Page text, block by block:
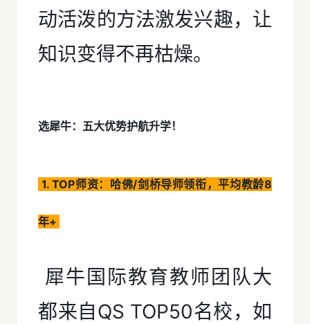
动活泼的方法激发兴趣，让
知识变得不再枯燥。
选犀牛：五大优势护航升学！
1. TOP师资：哈佛/剑桥导师领衔，平均教龄8
年+
犀牛国际教育教师团队大
都来自QS TOP50名校，如